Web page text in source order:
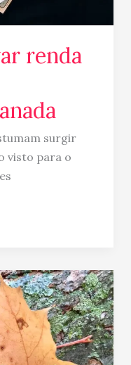
renda
surgir
visto para o